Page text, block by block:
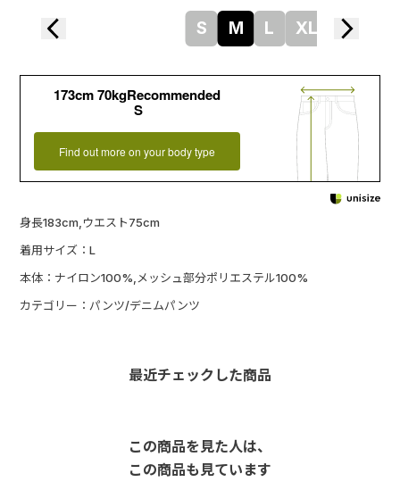
S M L XL
173cm 70kgRecommended
S
Find out more on your body type
身長183cm,ウエスト75cm
着用サイズ：L
本体：ナイロン100%,メッシュ部分ポリエステル100%
カテゴリー：パンツ/デニムパンツ
最近チェックした商品
この商品を見た人は、
この商品も見ています